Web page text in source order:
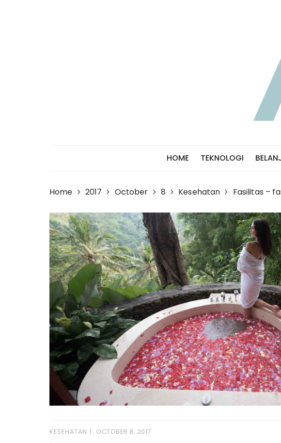
HOME TEKNOLOGI
Home 2017 October 8 Kesehatan Fasilitas –
KESEHATAN OCTOBER 8, 2017